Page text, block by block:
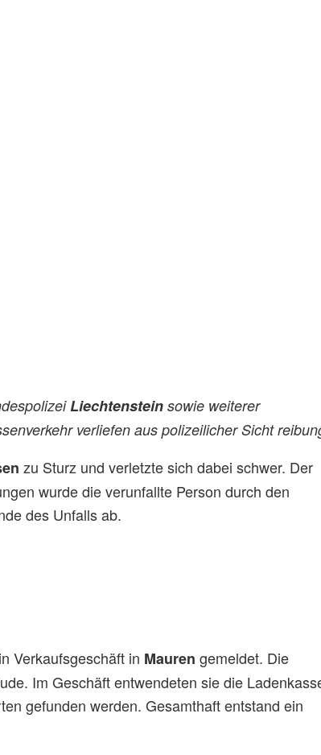
Liechtenstein sowie weiterer
verliefen aus polizeilicher Sicht
zu Sturz und verletzte sich dabei schwer. Der
wurde die verunfallte Person durch den
des Unfalls ab.
Verkaufsgeschäft in Mauren gemeldet. Die
Im Geschäft entwendeten sie die
gefunden werden. Gesamthaft entstand ein